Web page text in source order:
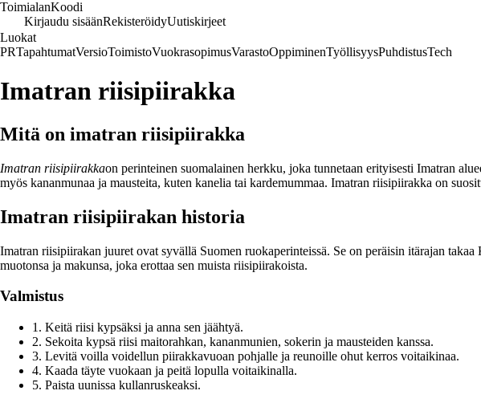
ToimialanKoodi
Kirjaudu sisäänRekisteröidyUutiskirjeet
Luokat
PRTapahtumatVersioToimistoVuokrasopimusVarastoOppiminenTyöllisyysPuhdistusTech
Imatran riisipiirakka
Mitä on imatran riisipiirakka
Imatran riisipiirakkaon perinteinen suomalainen herkku, joka tunnetaan erityisesti Imatran
myös kananmunaa ja mausteita, kuten kanelia tai kardemummaa. Imatran riisipiirakka on
Imatran riisipiirakan historia
Imatran riisipiirakan juuret ovat syvällä Suomen ruokaperinteissä. Se on peräisin itärajan
muotonsa ja makunsa, joka erottaa sen muista riisipiirakoista.
Valmistus
1. Keitä riisi kypsäksi ja anna sen jäähtyä.
2. Sekoita kypsä riisi maitorahkan, kananmunien, sokerin ja mausteiden kanssa.
3. Levitä voilla voidellun piirakkavuoan pohjalle ja reunoille ohut kerros voitaikinaa.
4. Kaada täyte vuokaan ja peitä lopulla voitaikinalla.
5. Paista uunissa kullanruskeaksi.